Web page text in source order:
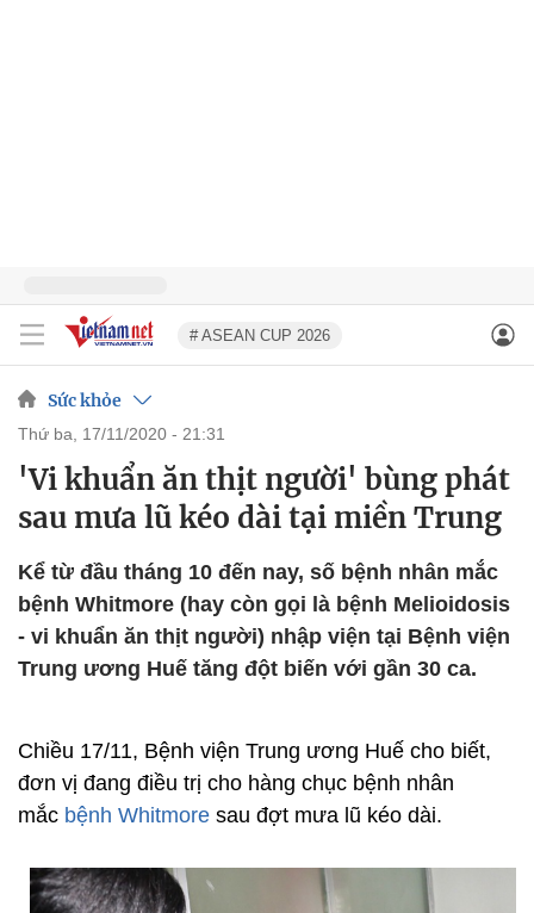
# ASEAN CUP 2026
Sức khỏe
thứ ba, 17/11/2020 - 21:31
'Vi khuẩn ăn thịt người' bùng phát
sau mưa lũ kéo dài tại miền Trung
Kể từ đầu tháng 10 đến nay, số bệnh nhân mắc
bệnh Whitmore (hay còn gọi là bệnh Melioidosis
- vi khuẩn ăn thịt người) nhập viện tại Bệnh viện
Trung ương Huế tăng đột biến với gần 30 ca.
Chiều 17/11, Bệnh viện Trung ương Huế cho biết,
đơn vị đang điều trị cho hàng chục bệnh nhân
mắc bệnh Whitmore sau đợt mưa lũ kéo dài.